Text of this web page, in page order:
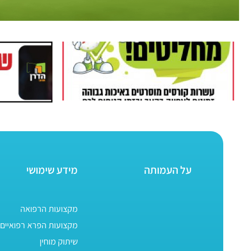
על העמותה מידע שימושי
מקצועות הרפואה
מקצועות הפרא רפואיים
שיתוק מוחין